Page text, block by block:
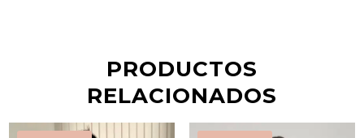
PRODUCTOS
RELACIONADOS